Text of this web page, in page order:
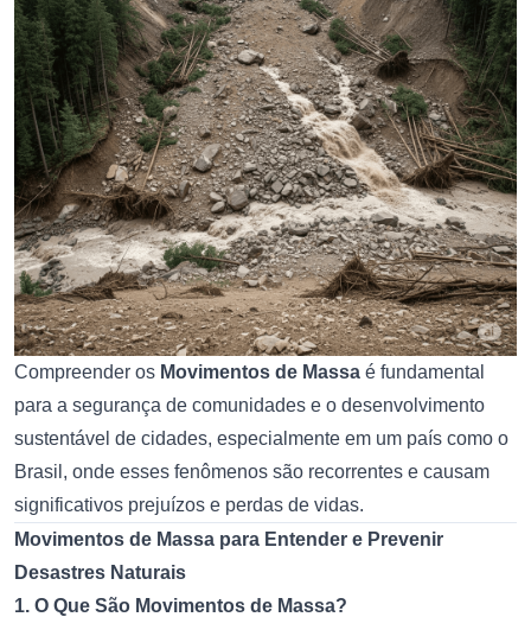
Compreender os Movimentos de Massa é fundamental
para a segurança de comunidades e o desenvolvimento
sustentável de cidades, especialmente em um país como o
Brasil, onde esses fenômenos são recorrentes e causam
significativos prejuízos e perdas de vidas.
Movimentos de Massa para Entender e Prevenir
Desastres Naturais
1. O Que São Movimentos de Massa?